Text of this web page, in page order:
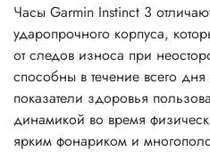
Часы Garmin Instinct 3
ударопрочного корпуса,
от следов износа при
способны в течение всего
показатели здоровья
динамикой во время
ярким фонариком и